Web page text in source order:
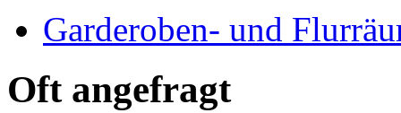
Garderoben- und
Oft angefragt